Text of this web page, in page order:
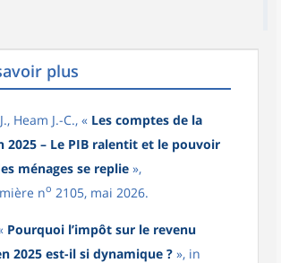
plus
Heam J.-C., « Les comptes de la
2025 – Le PIB ralentit et le pouvoir
ménages se replie »,
no 2105, mai 2026.
Pourquoi l’impôt sur le revenu
2025 est-il si dynamique ? », in